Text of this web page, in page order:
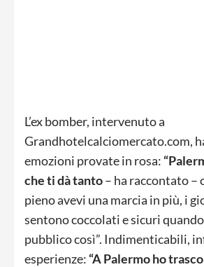
L’ex bomber, intervenuto a
Grandhotelcalciomercato.com,
emozioni provate in rosa:
che ti dà tanto– ha raccontato –
pieno avevi una marcia in più, i
sentono coccolati e sicuri
pubblico così”. Indimenticabili,
esperienze: “A Palermo ho